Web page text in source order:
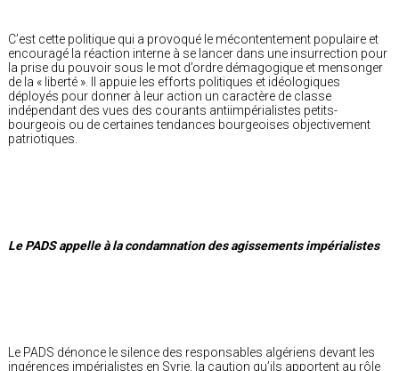
C’est cette politique qui a provoqué le mécontentement populaire et
encouragé la réaction interne à se lancer dans une insurrection pour
la prise du pouvoir sous le mot d’ordre démagogique et mensonger
de la « liberté ». Il appuie les efforts politiques et idéologiques
déployés pour donner à leur action un caractère de classe
indépendant des vues des courants antiimpérialistes petits-
bourgeois ou de certaines tendances bourgeoises objectivement
patriotiques.
Le PADS appelle à la condamnation des agissements impérialistes
Le PADS dénonce le silence des responsables algériens devant les
ingérences impérialistes en Syrie, la caution qu’ils apportent au rôle